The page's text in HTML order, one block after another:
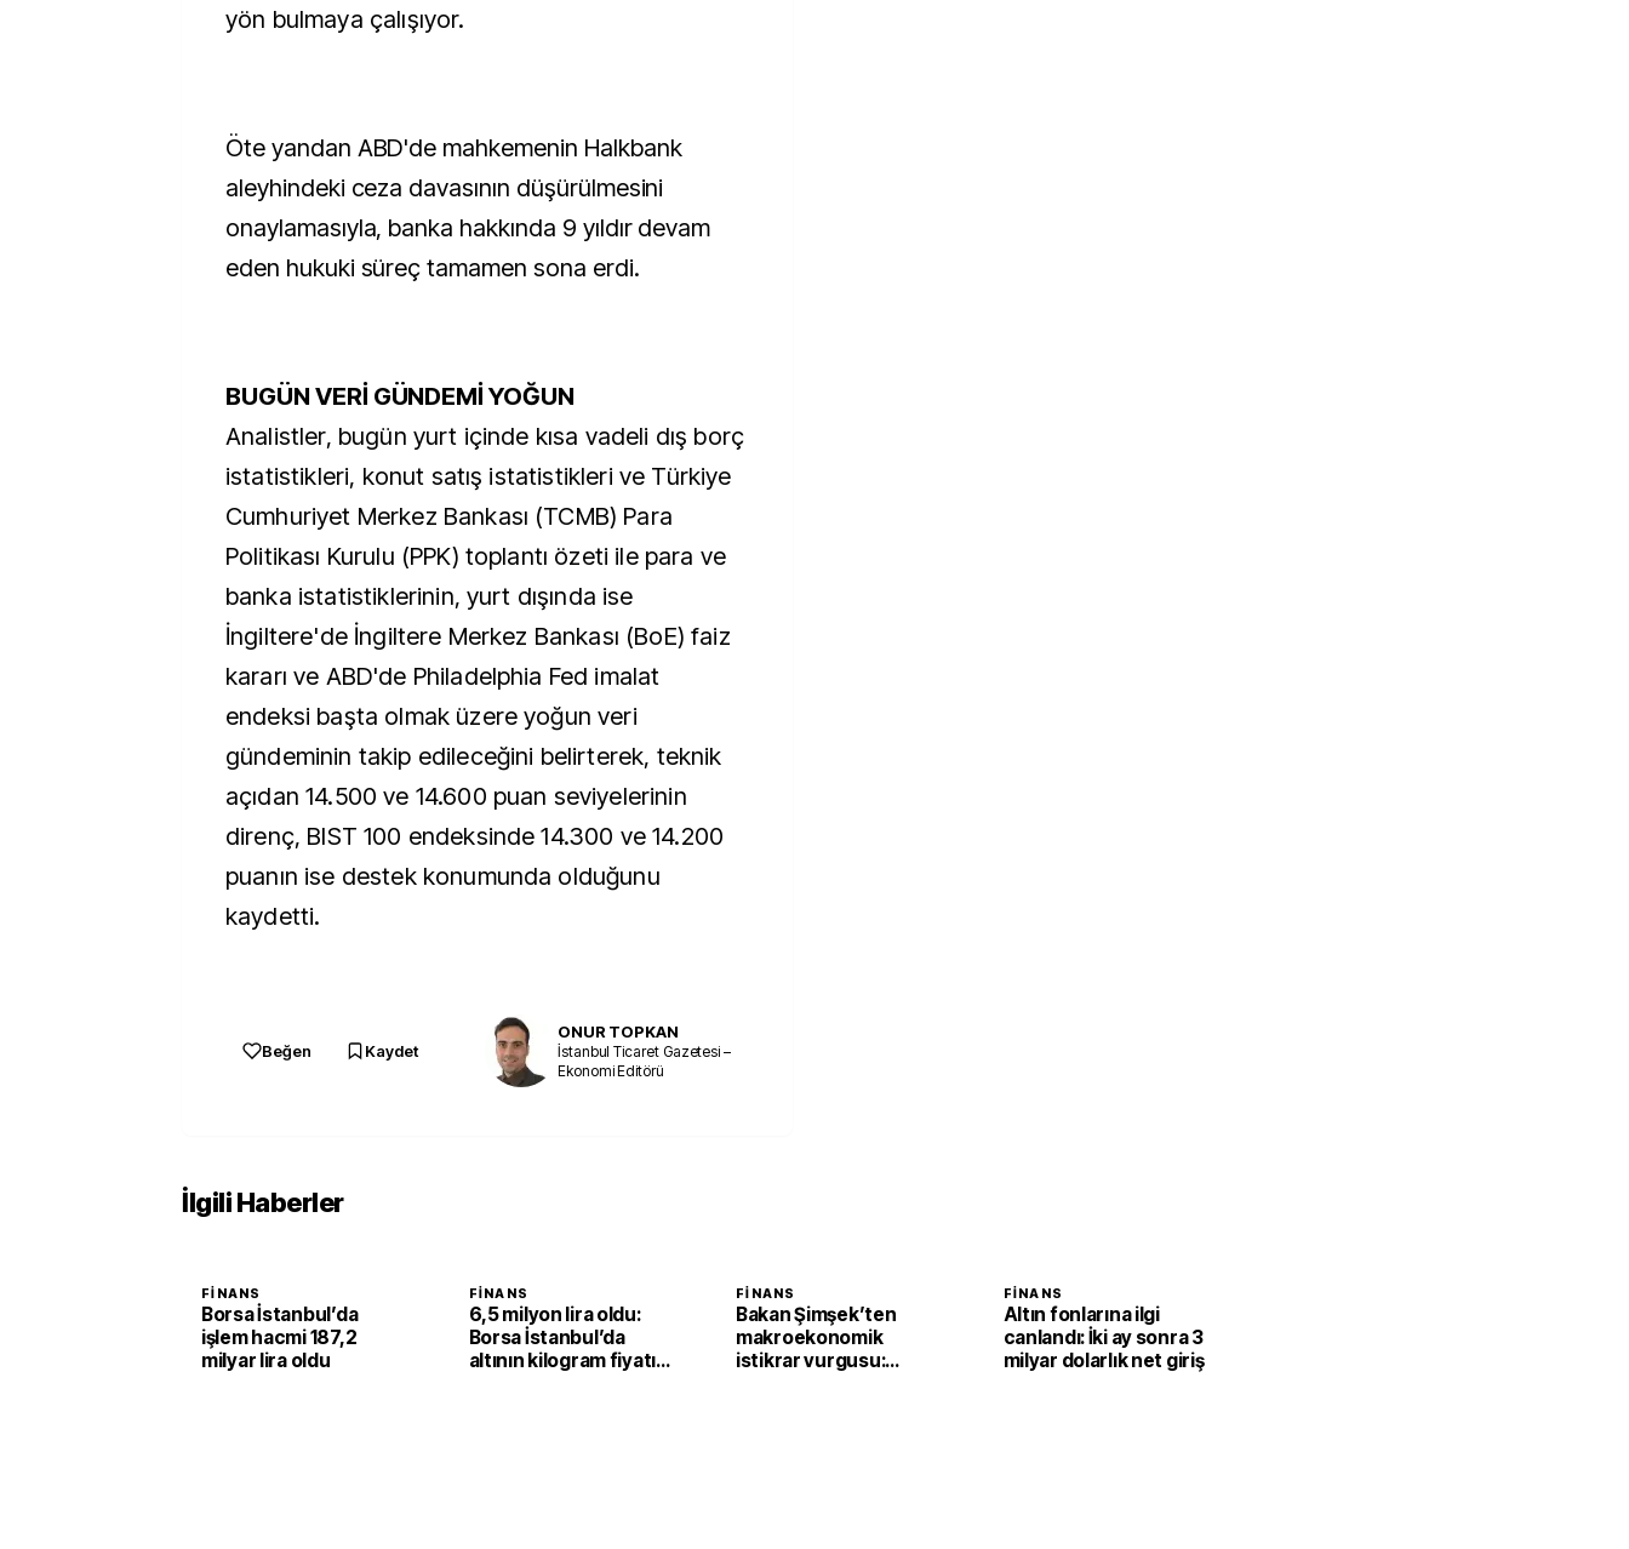
yön bulmaya çalışıyor.
Öte yandan ABD'de mahkemenin Halkbank
aleyhindeki ceza davasının düşürülmesini
onaylamasıyla, banka hakkında 9 yıldır devam
eden hukuki süreç tamamen sona erdi.
BUGÜN VERİ GÜNDEMİ YOĞUN
Analistler, bugün yurt içinde kısa vadeli dış borç
istatistikleri, konut satış istatistikleri ve Türkiye
Cumhuriyet Merkez Bankası (TCMB) Para
Politikası Kurulu (PPK) toplantı özeti ile para ve
banka istatistiklerinin, yurt dışında ise
İngiltere'de İngiltere Merkez Bankası (BoE) faiz
kararı ve ABD'de Philadelphia Fed imalat
endeksi başta olmak üzere yoğun veri
gündeminin takip edileceğini belirterek, teknik
açıdan 14.500 ve 14.600 puan seviyelerinin
direnç, BIST 100 endeksinde 14.300 ve 14.200
puanın ise destek konumunda olduğunu
kaydetti.
Beğen Kaydet
ONUR TOPKAN
İstanbul Ticaret Gazetesi –
Ekonomi Editörü
İlgili Haberler
FINANS
Borsa İstanbul’da
işlem hacmi 187,2
milyar lira oldu
FINANS
6,5 milyon lira oldu:
Borsa İstanbul’da
altının kilogram fiyatı
FINANS
Bakan Şimşek’ten
makroekonomik
istikrar vurgusu:
FINANS
Altın fonlarına ilgi
canlandı: İki ay sonra 3
milyar dolarlık net giriş